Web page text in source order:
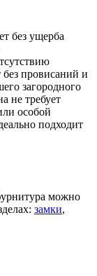
без ущерба
провисаний и
загородного
не требует
особой
подходит
можно
замки,